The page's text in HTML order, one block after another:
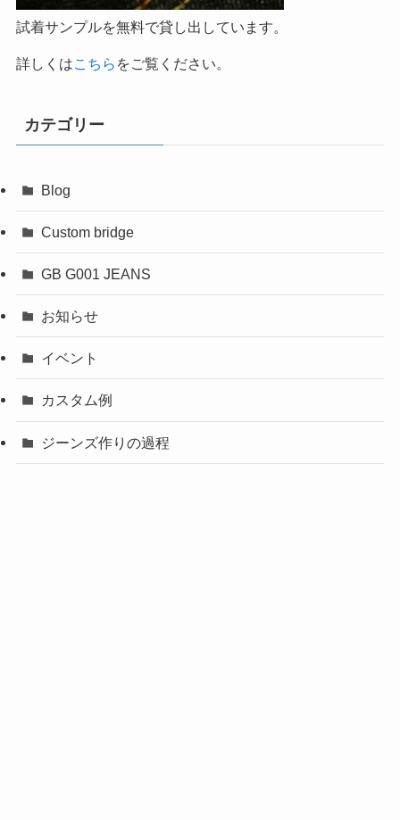
試着サンプルを無料で貸し出しています。
詳しくはこちら をご覧ください。
カテゴリー
Blog
Custom bridge
GB G001 JEANS
お知らせ
イベント
カスタム例
ジーンズ作りの過程